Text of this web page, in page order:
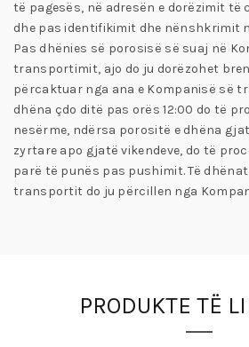
të pagesës, në adresën e dorëzimit të
dhe pas identifikimit dhe nënshkrimit
Pas dhënies së porosisë së suaj në
transportimit, ajo do ju dorëzohet
përcaktuar nga ana e Kompanisë së
dhëna çdo ditë pas orës 12:00 do të
nesërme, ndërsa porositë e dhëna
zyrtare apo gjatë vikendeve, do të
parë të punës pas pushimit. Të
transportit do ju përcillen nga
PRODUKTE TË